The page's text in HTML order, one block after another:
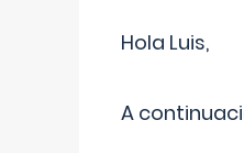
Hola Luis,
A